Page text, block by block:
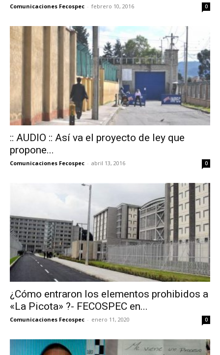
Comunicaciones Fecospec - febrero 10, 2016 0
:: AUDIO :: Así va el proyecto de ley que
propone...
Comunicaciones Fecospec - abril 13, 2016 0
¿Cómo entraron los elementos prohibidos a
«La Picota» ?- FECOSPEC en...
Comunicaciones Fecospec - enero 11, 2020 0